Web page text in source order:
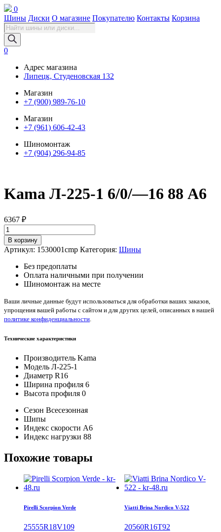
0
Шины Диски О магазине Покупателю Контакты Корзина
Поиск
товаров
0
Адрес магазина
Липецк, Студеновская 132
Магазин
+7 (900) 989-76-10
Магазин
+7 (961) 606-42-43
Шиномонтаж
+7 (904) 296-94-85
Kama Л-225-1 6/0/—16 88 A6
6367 ₽
Количество
товара
Kama
Л-225-
88
A6
В корзину
Артикул: 1530001cmp Категория: Шины
Без предоплаты
Оплата наличными при получении
Шиномонтаж на месте
Ваши личные данные будут использоваться для обработки ваших заказов,
упрощения вашей работы с сайтом и для других целей, описанных в нашей
политике конфиденциальности
Технические характеристики
Производитель Kama
Модель Л-225-1
Диаметр R16
Ширина профиля 6
Высота профиля 0
Сезон Всесезонная
Шипы
Индекс скорости A6
Индекс нагрузки 88
Похожие товары
Pirelli Scorpion Verde
25555R18V109
Viatti Brina Nordico V-522
20560R16T92